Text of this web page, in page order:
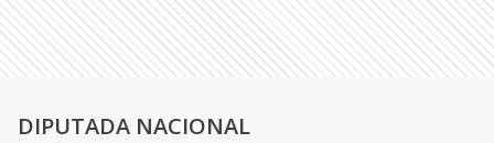
DIPUTADA NACIONAL